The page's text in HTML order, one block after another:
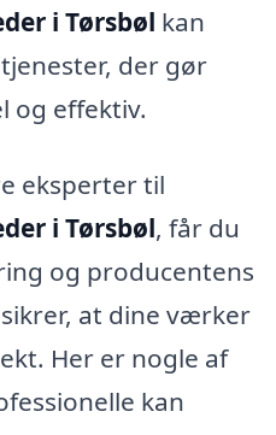
i Tørsbøl kan
der gør
og effektiv.
eksperter til
i Tørsbøl, får du
og producentens
at dine værker
Her er nogle af
kan